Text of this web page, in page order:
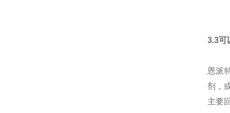
3.3可
恩派
剂，
主要